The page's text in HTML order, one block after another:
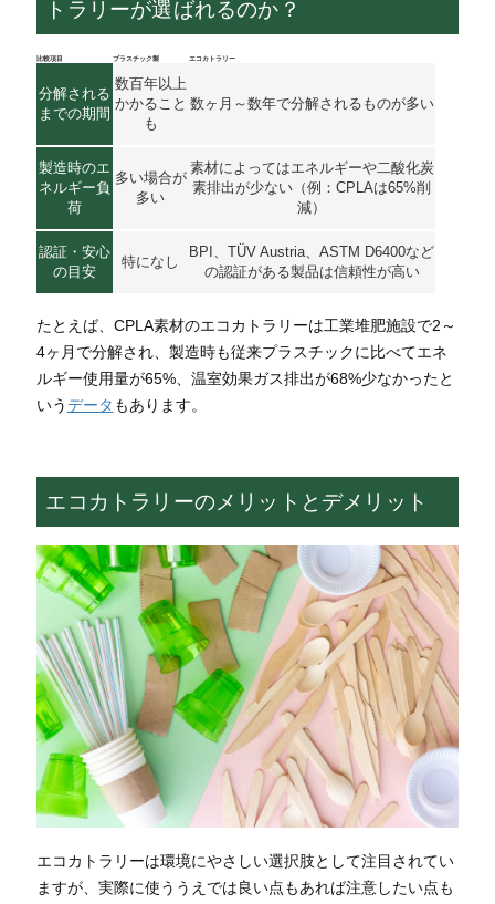
トラリーが選ばれるのか？
比較項目 プラスチック製 エコカトラリー
分解される
までの期間
数百年以上
かかること
も
数ヶ月～数年で分解されるものが多い
製造時のエ
ネルギー負
荷
多い場合が
多い
素材によってはエネルギーや二酸化炭
素排出が少ない（例：CPLAは65%削
減）
認証・安心
の目安
特になし
BPI、TÜV Austria、ASTM D6400など
の認証がある製品は信頼性が高い
たとえば、CPLA素材のエコカトラリーは工業堆肥施設で2～
4ヶ月で分解され、製造時も従来プラスチックに比べてエネ
ルギー使用量が65%、温室効果ガス排出が68%少なかったと
いうデータ もあります。
エコカトラリーのメリットとデメリット
エコカトラリーは環境にやさしい選択肢として注目されてい
ますが、実際に使ううえでは良い点もあれば注意したい点も